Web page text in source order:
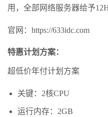
用，全部网络服务器给予
官网：https://633idc.com
特惠计划方案：
超低价年付计划方案
关键：2核CPU
运行内存：2GB